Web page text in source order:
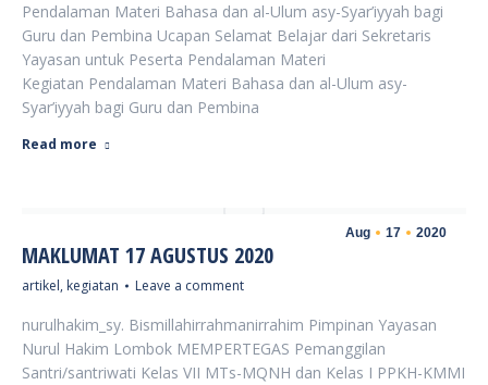
Pendalaman Materi Bahasa dan al-Ulum asy-Syar’iyyah bagi
Guru dan Pembina Ucapan Selamat Belajar dari Sekretaris
Yayasan untuk Peserta Pendalaman Materi
Kegiatan Pendalaman Materi Bahasa dan al-Ulum asy-
Syar’iyyah bagi Guru dan Pembina
Read more
Aug 17 2020
MAKLUMAT 17 AGUSTUS 2020
artikel, kegiatan Leave a comment
nurulhakim_sy. Bismillahirrahmanirrahim Pimpinan Yayasan
Nurul Hakim Lombok MEMPERTEGAS Pemanggilan
Santri/santriwati Kelas VII MTs-MQNH dan Kelas I PPKH-KMMI